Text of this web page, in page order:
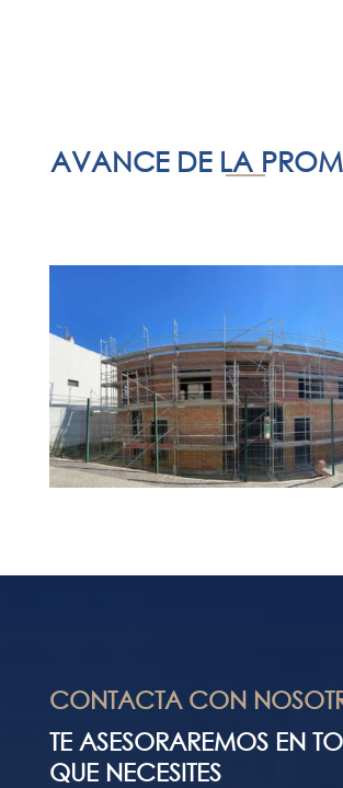
AVANCE DE LA
CONTACTA CON
TE ASESORAREMOS EN
QUE NECESITES